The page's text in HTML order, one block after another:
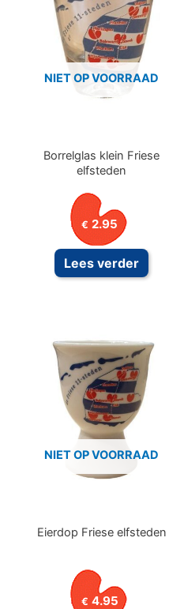
NIET OP VOORRAAD
Borrelglas klein Friese
elfsteden
€ 2.95
Lees verder
NIET OP VOORRAAD
Eierdop Friese elfsteden
€ 4.95